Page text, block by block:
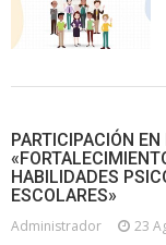
PARTICIPACIÓN
HABILIDADES
ESCOLARES»
Administrador 23